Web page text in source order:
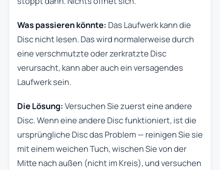
Was passieren könnte: Das Laufwerk kann die
Disc nicht lesen. Das wird normalerweise durch
eine verschmutzte oder zerkratzte Disc
verursacht, kann aber auch ein versagendes
Laufwerk sein.
Die Lösung: Versuchen Sie zuerst eine andere
Disc. Wenn eine andere Disc funktioniert, ist die
ursprüngliche Disc das Problem — reinigen Sie sie
mit einem weichen Tuch, wischen Sie von der
Mitte nach außen (nicht im Kreis), und versuchen